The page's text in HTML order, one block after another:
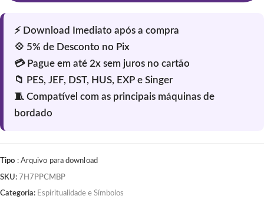
Tipo : Arquivo para download
SKU: 7H7PPCMBP
Categoria: Espiritualidade e Símbolos